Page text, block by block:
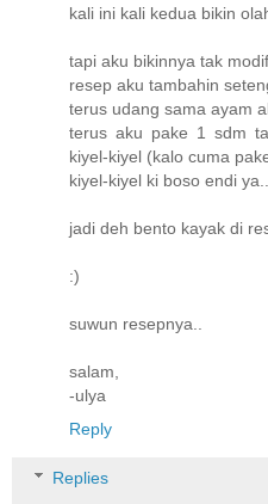
kali ini kali kedua bikin
tapi aku bikinnya tak
resep aku tambahin
terus udang sama ayam
terus aku pake 1 sdm
kiyel-kiyel (kalo cuma
kiyel-kiyel ki boso endi
jadi deh bento kayak di
:)
suwun resepnya..
salam,
-ulya
Reply
Replies